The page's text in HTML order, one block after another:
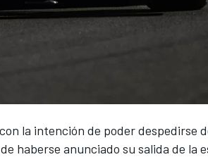
la intención de poder despedirse
haberse anunciado su salida de la